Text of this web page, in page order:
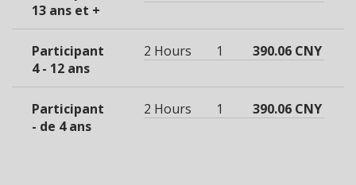
13 ans et +
Participant
4 - 12 ans
2 Hours 1 390.06 CNY
Participant
- de 4 ans
2 Hours 1 390.06 CNY